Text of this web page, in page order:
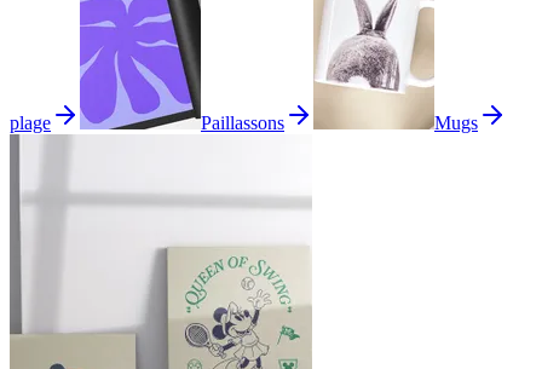
plage Paillassons Mugs